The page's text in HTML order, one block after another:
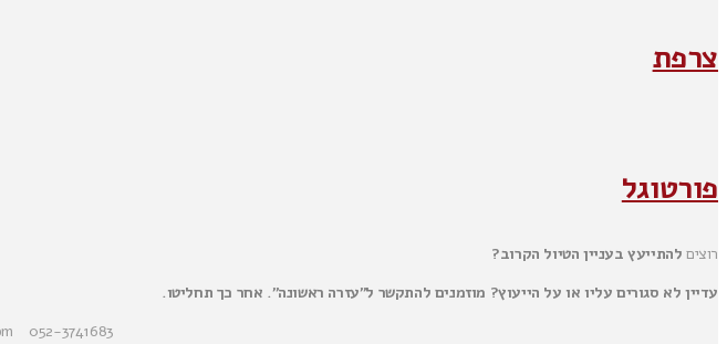
צרפת
פורטוגל
רוצים להתייעץ בעניין הטיול הקרוב?
עדיין לא סגורים עליו או על הייעוץ? מוזמנים להתקשר ל"עזרה ראשונה". אחר כך תחליטו.
052-3741683 ziva.samtilev@gmail.com